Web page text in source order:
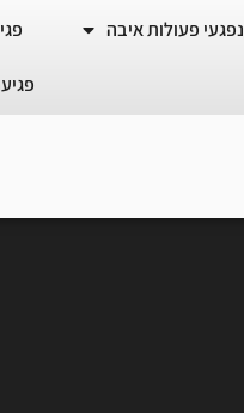
נפגעי פעולות איבה